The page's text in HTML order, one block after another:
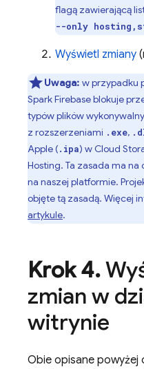
flagą zawierającą
--only
Wyświetl zmiany
Uwaga: w przypadku
Spark Firebase blokuje
typów plików
z rozszerzeniami .exe,
Apple (.ipa) w Cloud
Hosting. Ta zasada ma
na naszej platformie.
objęte tą zasadą. Więcej
artykule.
Krok 4.
zmian w
witrynie
Obie opisane powyżej